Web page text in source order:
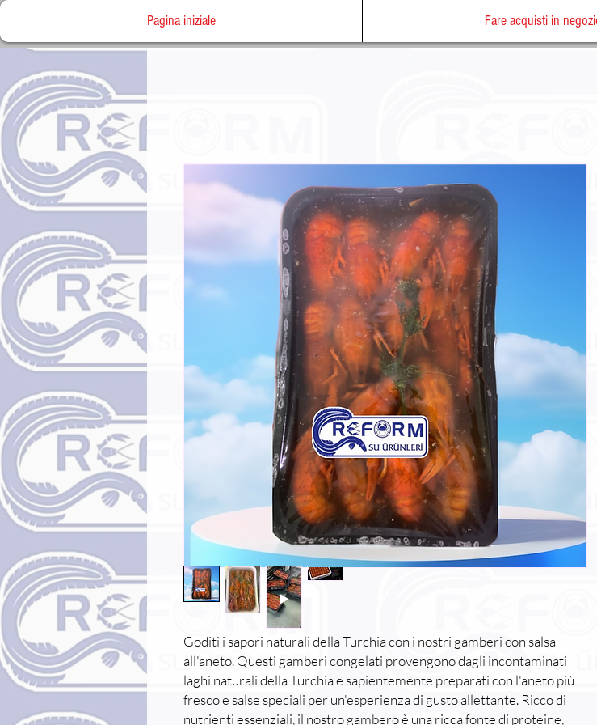
Pagina iniziale Fare acquisti in
Goditi i sapori naturali della Turchia con i nostri gamberi con salsa
all'aneto. Questi gamberi congelati provengono dagli incontaminati
laghi naturali della Turchia e sapientemente preparati con l'aneto più
fresco e salse speciali per un'esperienza di gusto allettante. Ricco di
nutrienti essenziali, il nostro gambero è una ricca fonte di proteine,